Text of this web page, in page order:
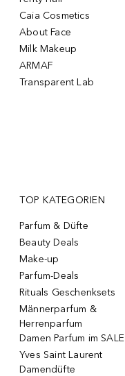
Caia Cosmetics
About Face
Milk Makeup
ARMAF
Transparent Lab
TOP KATEGORIEN
Parfum & Düfte
Beauty Deals
Make-up
Parfum-Deals
Rituals Geschenksets
Männerparfum &
Herrenparfum
Damen Parfum im SALE
Yves Saint Laurent
Damendüfte